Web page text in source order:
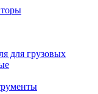
для грузовых